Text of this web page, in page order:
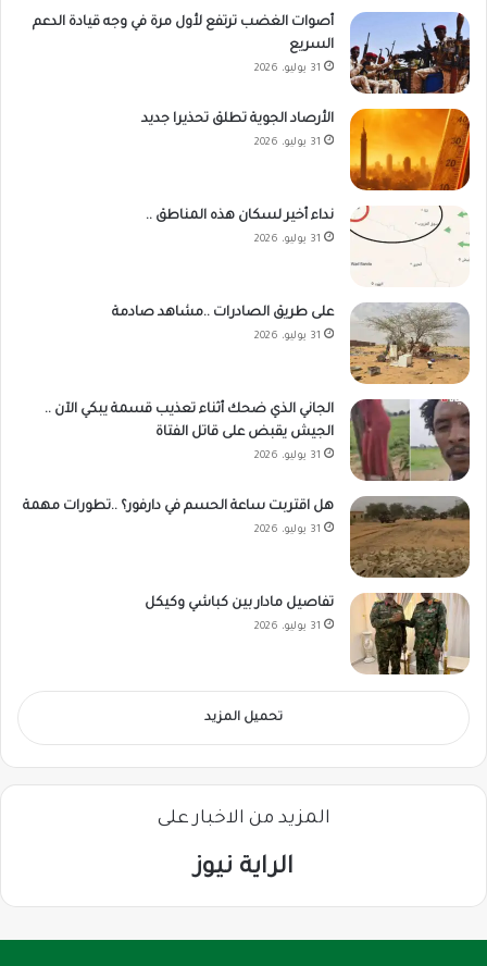
أصوات الغضب ترتفع لأول مرة في وجه قيادة الدعم
السريع
31 يوليو، 2026
الأرصاد الجوية تطلق تحذيرا جديد
31 يوليو، 2026
نداء أخير لسكان هذه المناطق ..
31 يوليو، 2026
على طريق الصادرات ..مشاهد صادمة
31 يوليو، 2026
الجاني الذي ضحك أثناء تعذيب قسمة يبكي الآن ..
الجيش يقبض على قاتل الفتاة
31 يوليو، 2026
هل اقتربت ساعة الحسم في دارفور؟ ..تطورات مهمة
31 يوليو، 2026
تفاصيل مادار بين كباشي وكيكل
31 يوليو، 2026
تحميل المزيد
المزيد من الاخبار على
الراية نيوز